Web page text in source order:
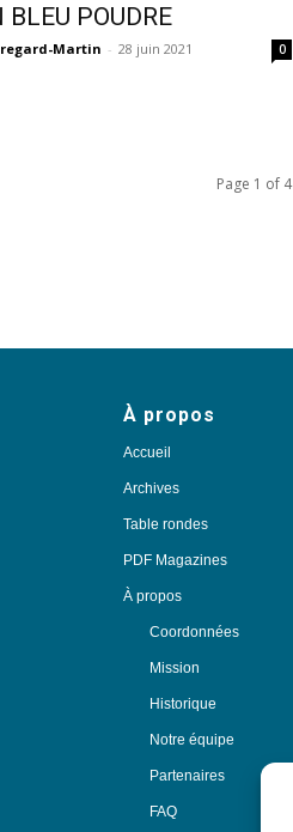
BLEU POUDRE
Martin - 28 juin 2021 0
Page 1 of 4
À propos
Accueil
Archives
Table rondes
PDF Magazines
À propos
Coordonnées
Mission
Historique
Notre équipe
Partenaires
FAQ